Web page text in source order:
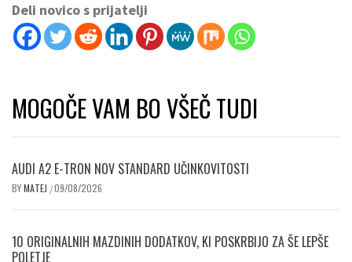
Deli novico s prijatelji
MOGOČE VAM BO VŠEČ TUDI
AUDI A2 E-TRON NOV STANDARD UČINKOVITOSTI
BYMATEJ /09/08/2026
10 ORIGINALNIH MAZDINIH DODATKOV, KI POSKRBIJO ZA ŠE LEPŠE
POLETJE